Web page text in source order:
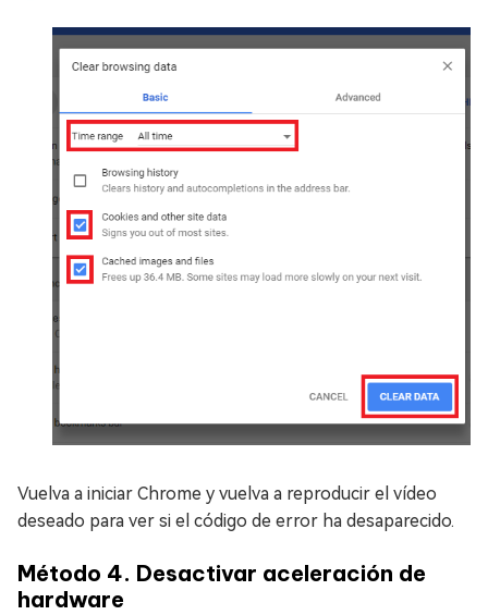
Vuelva a iniciar Chrome y vuelva a reproducir el vídeo
deseado para ver si el código de error ha desaparecido.
Método 4. Desactivar aceleración de
hardware